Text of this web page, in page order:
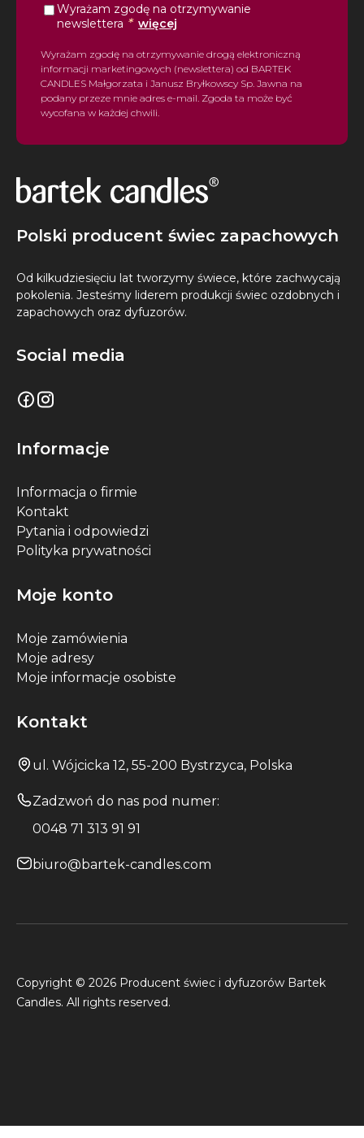
Wyrażam zgodę na otrzymywanie
newslettera * więcej
Wyrażam zgodę na otrzymywanie drogą elektroniczną
informacji marketingowych (newslettera) od BARTEK
CANDLES Małgorzata i Janusz Bryłkowscy Sp. Jawna na
podany przeze mnie adres e-mail. Zgoda ta może być
wycofana w każdej chwili.
Polski producent świec zapachowych
Od kilkudziesięciu lat tworzymy świece, które zachwycają
pokolenia. Jesteśmy liderem produkcji świec ozdobnych i
zapachowych oraz dyfuzorów.
Social media
Informacje
Informacja o firmie
Kontakt
Pytania i odpowiedzi
Polityka prywatności
Moje konto
Moje zamówienia
Moje adresy
Moje informacje osobiste
Kontakt
ul. Wójcicka 12, 55-200 Bystrzyca, Polska
Zadzwoń do nas pod numer:
0048 71 313 91 91
biuro@bartek-candles.com
Copyright © 2026 Producent świec i dyfuzorów Bartek
Candles. All rights reserved.